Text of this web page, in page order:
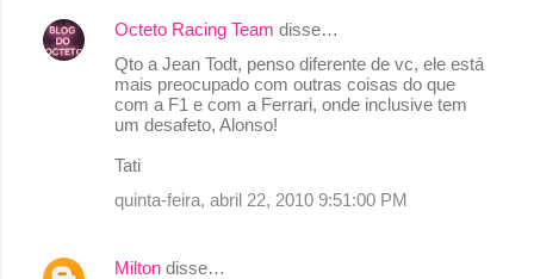
Octeto Racing Team disse…
Qto a Jean Todt, penso diferente de vc, ele está
mais preocupado com outras coisas do que
com a F1 e com a Ferrari, onde inclusive tem
um desafeto, Alonso!
Tati
quinta-feira, abril 22, 2010 9:51:00 PM
Milton disse…